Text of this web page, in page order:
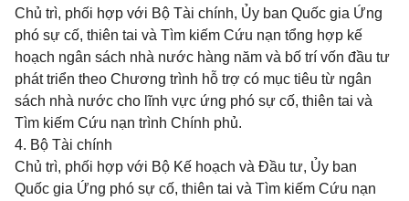
Chủ trì, phối hợp với Bộ Tài chính, Ủy ban Quốc gia Ứng
phó sự cố, thiên tai và Tìm kiếm Cứu nạn tổng hợp kế
hoạch ngân sách nhà nước hàng năm và bố trí vốn đầu tư
phát triển theo Chương trình hỗ trợ có mục tiêu từ ngân
sách nhà nước cho lĩnh vực ứng phó sự cố, thiên tai và
Tìm kiếm Cứu nạn trình Chính phủ.
4. Bộ Tài chính
Chủ trì, phối hợp với Bộ Kế hoạch và Đầu tư, Ủy ban
Quốc gia Ứng phó sự cố, thiên tai và Tìm kiếm Cứu nạn